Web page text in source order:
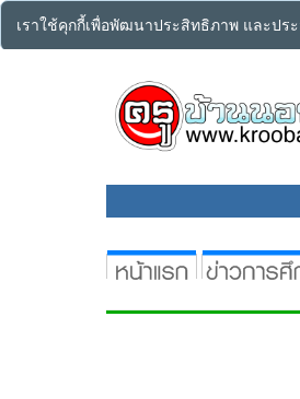
เราใช้คุกกี้เพื่อพัฒนาประสิทธิภาพ และป